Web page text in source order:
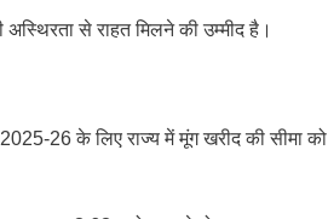
से राहत मिलने की उम्मीद है।
26 के लिए राज्य में मूंग खरीद की सीमा को